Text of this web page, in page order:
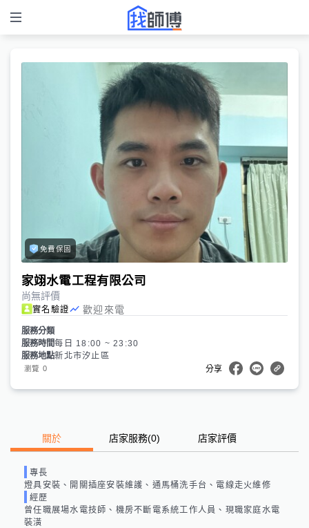
免費保固
家翊水電工程有限公司
尚無評價
實名驗證 歡迎來電
服務分類
服務時間每日 18:00 ~ 23:30
服務地點新北市汐止區
瀏覽 0 分享
關於 店家服務(0) 店家評價
專長
燈具安裝、開關插座安裝維護、通馬桶洗手台、電線走火維修
經歷
曾任職展場水電技師、機房不斷電系統工作人員、現職家庭水電
裝潢